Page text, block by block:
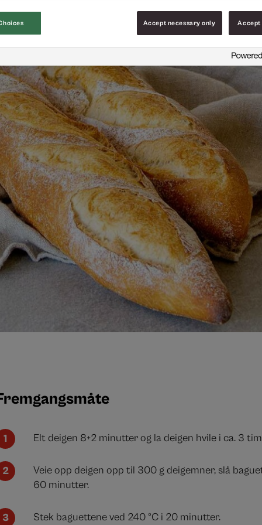
Elt deigen 8+2 minutter og la deigen hvile i ca. 3
Veie opp deigen opp til 300 g deigemner, slå
60 minutter.
Stek baguettene ved 240 ºC i 20 minutter.
Accept necessary only Accept